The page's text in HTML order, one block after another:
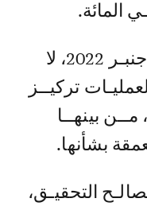
غيـر أنـه وإلـى غايـة متـم دجنبـر 2022، لا
لعمليـات تركيــز
بينهــا
بشأنها.
التحقيـق،